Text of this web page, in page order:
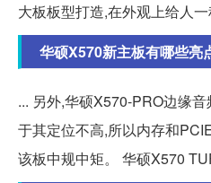
大板板型打造,在外观上给人一
华硕X570新主板有哪些亮
... 另外,华硕X570-PRO边缘
于其定位不高,所以内存和
该板中规中矩。 华硕X570